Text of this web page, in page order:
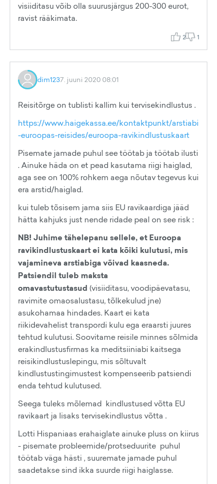
visiiditasu võib olla suurusjärgus 200-300 eurot,
ravist rääkimata.
2 1
dim1237. juuni 2020 08:01
Reisitõrge on tublisti kallim kui tervisekindlustus .
https://www.haigekassa.ee/kontaktpunkt/arstiabi
-euroopas-reisides/euroopa-ravikindlustuskaart
Pisemate jamade puhul see töötab ja töötab ilusti
. Ainuke häda on et pead kasutama riigi haiglad,
aga see on 100% rohkem aega nõutav tegevus kui
era arstid/haiglad.
kui tuleb tõsisem jama siis EU ravikaardiga jääd
hätta kahjuks just nende ridade peal on see risk :
NB! Juhime tähelepanu sellele, et Euroopa
ravikindlustuskaart ei kata kõiki kulutusi, mis
vajamineva arstiabiga võivad kaasneda.
Patsiendil tuleb maksta
omavastutustasud (visiiditasu, voodipäevatasu,
ravimite omaosalustasu, tõlkekulud jne)
asukohamaa hindades. Kaart ei kata
riikidevahelist transpordi kulu ega eraarsti juures
tehtud kulutusi. Soovitame reisile minnes sõlmida
erakindlustusfirmas ka meditsiiniabi kaitsega
reisikindlustuslepingu, mis sõltuvalt
kindlustustingimustest kompenseerib patsiendi
enda tehtud kulutused.
Seega tuleks mõlemad kindlustused võtta EU
ravikaart ja lisaks tervisekindlustus võtta .
Lotti Hispaniaas erahaiglate ainuke pluss on kiirus
- pisemate probleemide/protseduurite puhul
töötab väga hästi , suuremate jamade puhul
saadetakse sind ikka suurde riigi haiglasse.